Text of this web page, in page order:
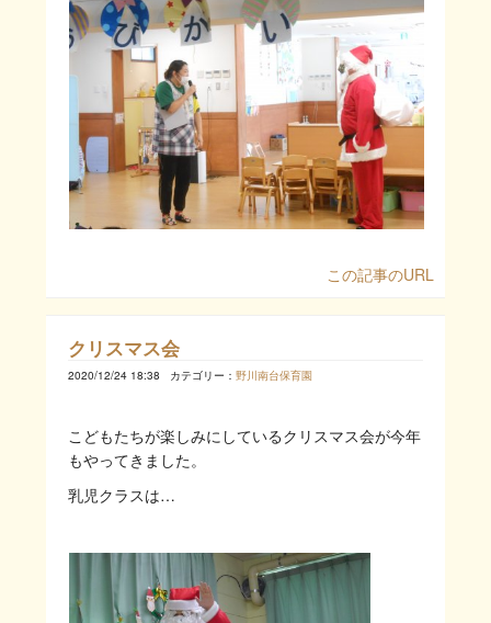
この記事のURL
クリスマス会
2020/12/24 18:38 カテゴリー： 野川南台保育園
こどもたちが楽しみにしているクリスマス会が今年
もやってきました。
乳児クラスは…